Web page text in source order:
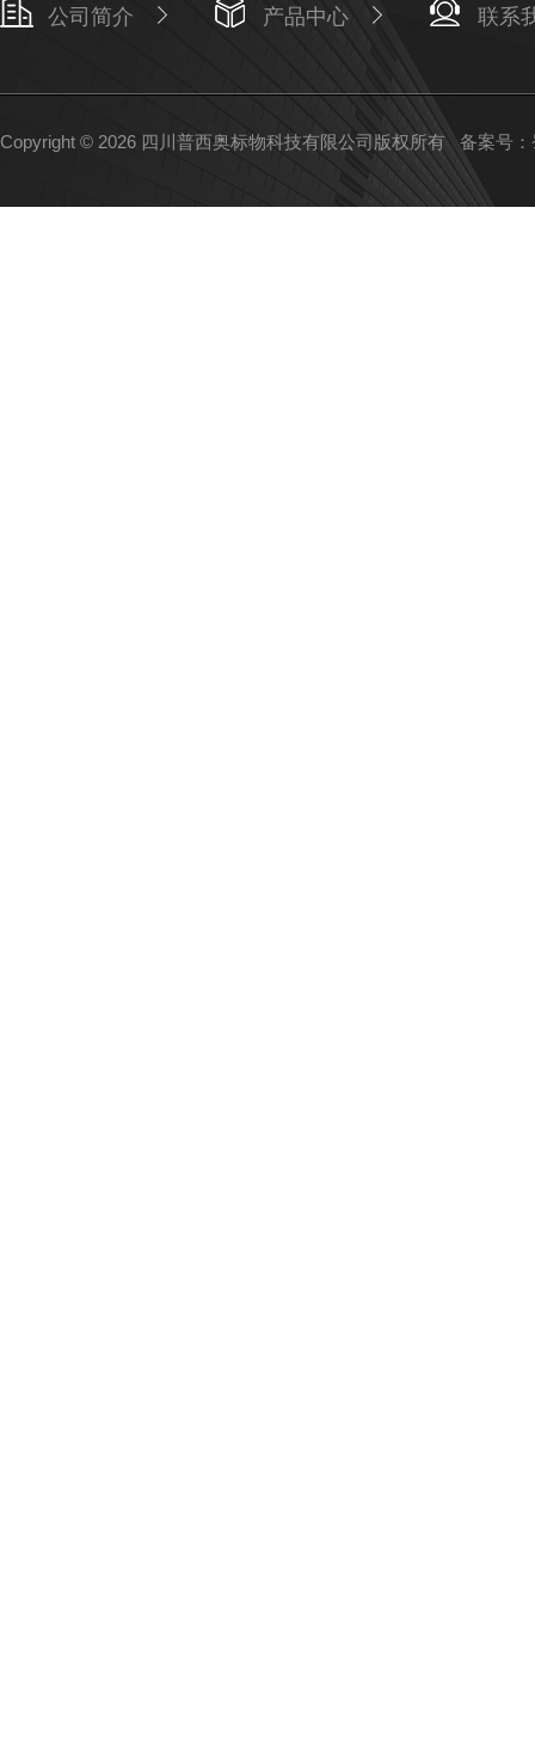
公司简介 产品中心 联系
Copyright © 2026 四川普西奥标物科技有限公司版权所有 备案号：